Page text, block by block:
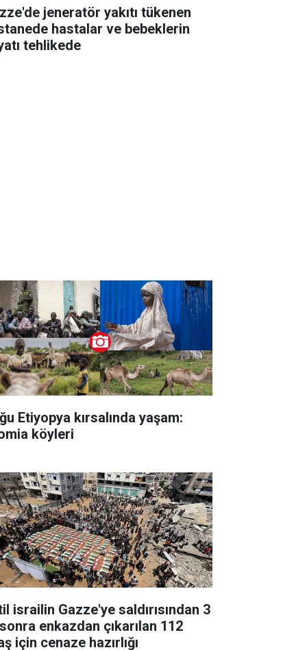
jeneratör yakıtı tükenen
hastalar ve bebeklerin
tehlikede
Etiyopya kırsalında yaşam:
köyleri
israilin Gazze'ye saldırısından 3
enkazdan çıkarılan 112
için cenaze hazırlığı